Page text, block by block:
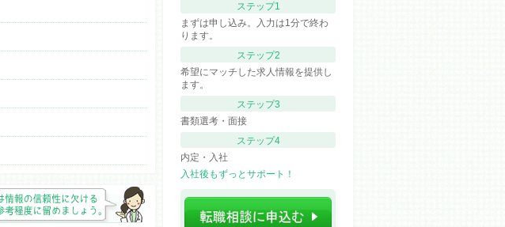
ステップ1
まずは申し込み。入力は1分で終わ
ります。
ステップ2
希望にマッチした求人情報を提供し
ます。
ステップ3
書類選考・面接
ステップ4
内定・入社
入社後もずっとサポート！